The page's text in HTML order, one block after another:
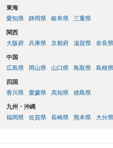
東海
愛知県
静岡県 岐阜県 三重県
関西
大阪府
兵庫県 京都府 滋賀県 奈良県
中国
広島県
岡山県 山口県 鳥取県 島根県
四国
香川県
愛媛県 高知県 徳島県
九州・沖縄
福岡県
佐賀県 長崎県 熊本県 大分県